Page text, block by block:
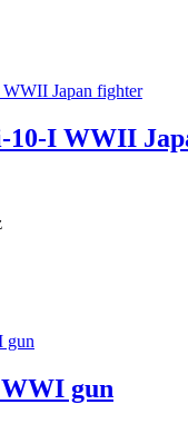
10-I WWII
gun